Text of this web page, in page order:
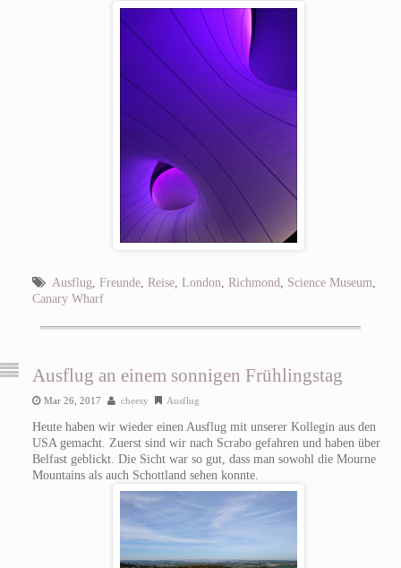
Ausflug, Freunde, Reise, London, Richmond, Science Museum,
Canary Wharf
Ausflug an einem sonnigen Frühlingstag
Mar 26, 2017 cheesy Ausflug
Heute haben wir wieder einen Ausflug mit unserer Kollegin aus den
USA gemacht. Zuerst sind wir nach Scrabo gefahren und haben über
Belfast geblickt. Die Sicht war so gut, dass man sowohl die Mourne
Mountains als auch Schottland sehen konnte.